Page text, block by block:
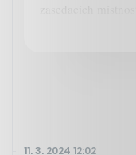
11. 3. 2024 12:02